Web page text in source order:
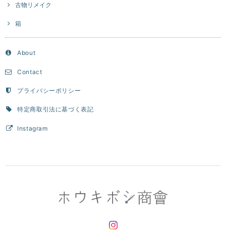
古物リメイク
箱
About
Contact
プライバシーポリシー
特定商取引法に基づく表記
Instagram